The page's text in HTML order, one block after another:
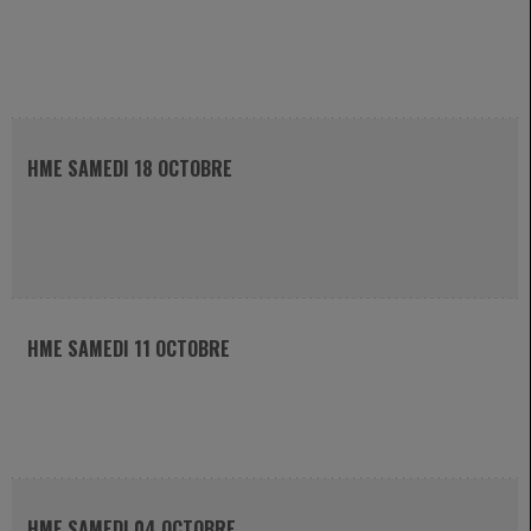
HME SAMEDI 18 OCTOBRE
HME SAMEDI 11 OCTOBRE